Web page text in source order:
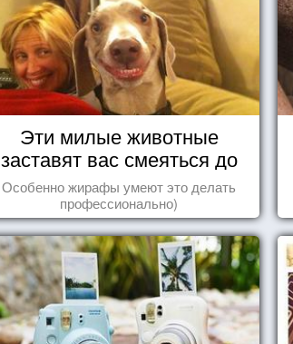
Эти милые животные
заставят вас смеяться до
упаду!
Особенно жирафы умеют это делать
профессионально)